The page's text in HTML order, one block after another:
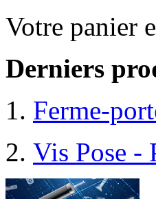
Votre panier
Derniers
Ferme-
Vis Pose -